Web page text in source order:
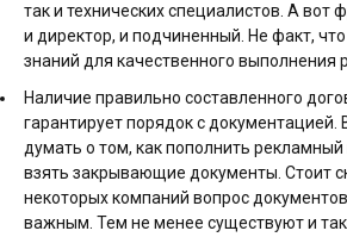
так и технических специалистов. А вот
и директор, и подчиненный. Не факт,
знаний для качественного выполнения
Наличие правильно составленного
гарантирует порядок с документацией.
думать о том, как пополнить рекламный
взять закрывающие документы. Стоит
некоторых компаний вопрос
важным. Тем не менее существуют и